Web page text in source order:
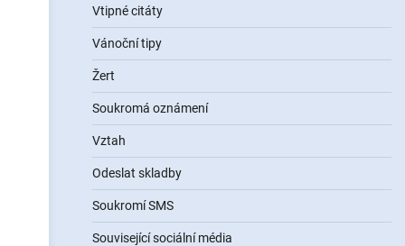
Vtipné citáty
Vánoční tipy
Žert
Soukromá oznámení
Vztah
Odeslat skladby
Soukromí SMS
Související sociální média